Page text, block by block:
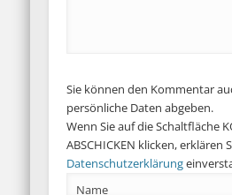
Sie können den Kommentar
persönliche Daten abgeben.
Wenn Sie auf die Schaltfläche
ABSCHICKEN klicken, erklären
Datenschutzerklärung
Name